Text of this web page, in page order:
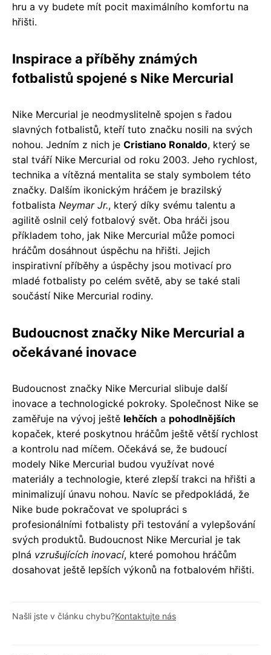
hru a vy budete mít pocit maximálního komfortu na
hřišti.
Inspirace a příběhy známých
fotbalistů spojené s Nike Mercurial
Nike Mercurial je neodmyslitelně spojen s řadou
slavných fotbalistů, kteří tuto značku nosili na svých
nohou. Jedním z nich je Cristiano Ronaldo, který se
stal tváří Nike Mercurial od roku 2003. Jeho rychlost,
technika a vítězná mentalita se staly symbolem této
značky. Dalším ikonickým hráčem je brazilský
fotbalista Neymar Jr., který díky svému talentu a
agilitě oslnil celý fotbalový svět. Oba hráči jsou
příkladem toho, jak Nike Mercurial může pomoci
hráčům dosáhnout úspěchu na hřišti. Jejich
inspirativní příběhy a úspěchy jsou motivací pro
mladé fotbalisty po celém světě, aby se také stali
součástí Nike Mercurial rodiny.
Budoucnost značky Nike Mercurial a
očekávané inovace
Budoucnost značky Nike Mercurial slibuje další
inovace a technologické pokroky. Společnost Nike se
zaměřuje na vývoj ještě lehčích a pohodlnějších
kopaček, které poskytnou hráčům ještě větší rychlost
a kontrolu nad míčem. Očekává se, že budoucí
modely Nike Mercurial budou využívat nové
materiály a technologie, které zlepší trakci na hřišti a
minimalizují únavu nohou. Navíc se předpokládá, že
Nike bude pokračovat ve spolupráci s
profesionálními fotbalisty při testování a vylepšování
svých produktů. Budoucnost Nike Mercurial je tak
plná vzrušujících inovací, které pomohou hráčům
dosahovat ještě lepších výkonů na fotbalovém hřišti.
Našli jste v článku chybu?Kontaktujte nás